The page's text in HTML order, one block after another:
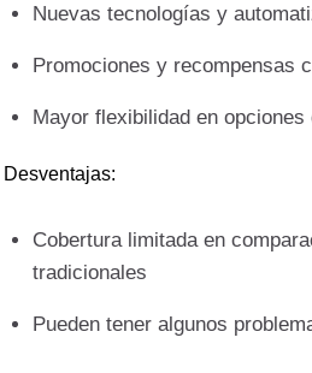
Nuevas tecnologías y
Promociones y recompensas
Mayor flexibilidad en opciones
Desventajas:
Cobertura limitada en
tradicionales
Pueden tener algunos